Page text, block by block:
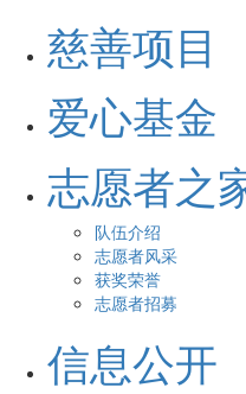
慈善项目
爱心基金
志愿者之
队伍介绍
志愿者风采
获奖荣誉
志愿者招募
信息公开